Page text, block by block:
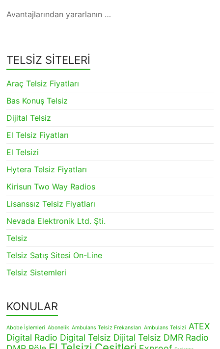
Avantajlarından yararlanın …
TELSİZ SİTELERİ
Araç Telsiz Fiyatları
Bas Konuş Telsiz
Dijital Telsiz
El Telsiz Fiyatları
El Telsizi
Hytera Telsiz Fiyatları
Kirisun Two Way Radios
Lisanssız Telsiz Fiyatları
Nevada Elektronik Ltd. Şti.
Telsiz
Telsiz Satış Sitesi On-Line
Telsiz Sistemleri
KONULAR
Abobe İşlemleri Abonelik Ambulans Telsiz Frekansları Ambulans Telsizi ATEX
Digital Radio Digital Telsiz Dijital Telsiz DMR Radio